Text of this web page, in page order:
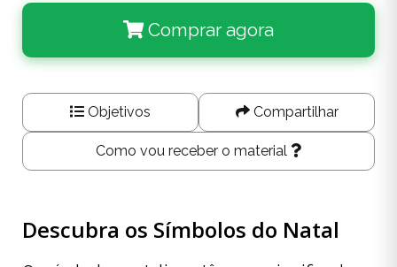
Comprar agora
Objetivos Compartilhar
Como vou receber o material
Descubra os Símbolos do Natal